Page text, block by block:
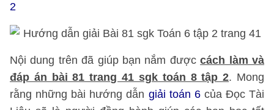
2
Nội dung trên đã giúp bạn nắm đượccách làm và
đáp án bài 81 trang 41 sgk toán 8 tập 2. Mong
rằng những bài hướng dẫn giải toán 6của Đọc Tài